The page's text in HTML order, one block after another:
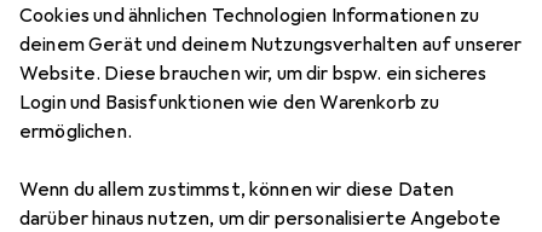
Cookies und ähnlichen Technologien Informationen zu
deinem Gerät und deinem Nutzungsverhalten auf unserer
Website. Diese brauchen wir, um dir bspw. ein sicheres
Login und Basisfunktionen wie den Warenkorb zu
ermöglichen.
Wenn du allem zustimmst, können wir diese Daten
darüber hinaus nutzen, um dir personalisierte Angebote
6 Bilder
DiposDisplayschutzfolie Antireflex
Preis in EUR inkl. MwSt.
EUR
5,89